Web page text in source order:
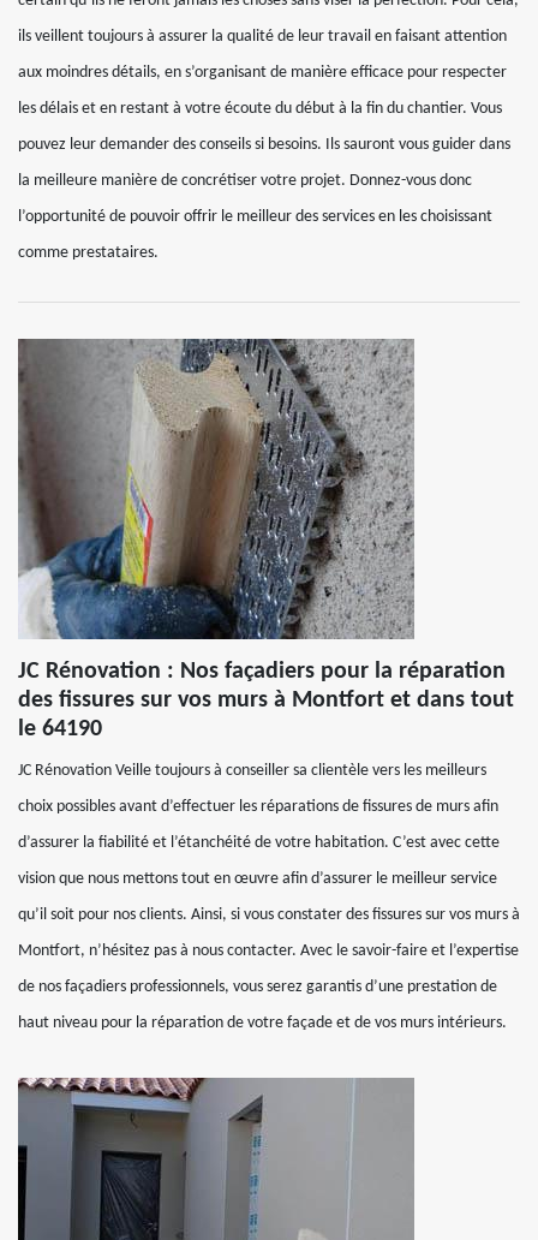
ils veillent toujours à assurer la qualité de leur travail en faisant attention
aux moindres détails, en s’organisant de manière efficace pour respecter
les délais et en restant à votre écoute du début à la fin du chantier. Vous
pouvez leur demander des conseils si besoins. Ils sauront vous guider dans
la meilleure manière de concrétiser votre projet. Donnez-vous donc
l’opportunité de pouvoir offrir le meilleur des services en les choisissant
comme prestataires.
JC Rénovation : Nos façadiers pour la réparation
des fissures sur vos murs à Montfort et dans tout
le 64190
JC Rénovation Veille toujours à conseiller sa clientèle vers les meilleurs
choix possibles avant d’effectuer les réparations de fissures de murs afin
d’assurer la fiabilité et l’étanchéité de votre habitation. C’est avec cette
vision que nous mettons tout en œuvre afin d’assurer le meilleur service
qu’il soit pour nos clients. Ainsi, si vous constater des fissures sur vos murs à
Montfort, n’hésitez pas à nous contacter. Avec le savoir-faire et l’expertise
de nos façadiers professionnels, vous serez garantis d’une prestation de
haut niveau pour la réparation de votre façade et de vos murs intérieurs.